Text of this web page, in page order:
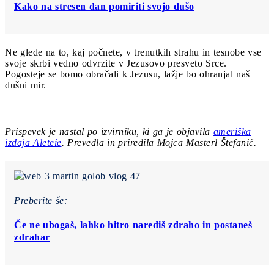
Kako na stresen dan pomiriti svojo dušo
Ne glede na to, kaj počnete, v trenutkih strahu in tesnobe vse
svoje skrbi vedno odvrzite v Jezusovo presveto Srce.
Pogosteje se bomo obračali k Jezusu, lažje bo ohranjal naš
dušni mir.
Prispevek je nastal po izvirniku, ki ga je objavila ameriška
izdaja Aleteie. Prevedla in priredila Mojca Masterl Štefanič.
Preberite še:
Če ne ubogaš, lahko hitro narediš zdraho in postaneš
zdrahar